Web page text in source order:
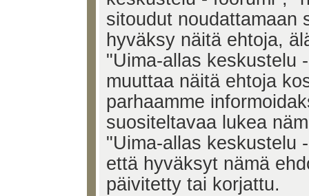
sitoudut noudattamaan
hyväksy näitä ehtoja,
"Uima-allas keskustelu
muuttaa näitä ehtoja
parhaamme
suositeltavaa lukea
"Uima-allas keskustelu
että hyväksyt nämä
päivitetty tai korjattu.